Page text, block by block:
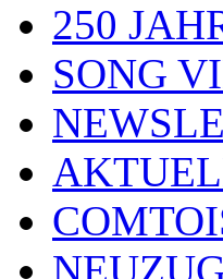
250
SONG